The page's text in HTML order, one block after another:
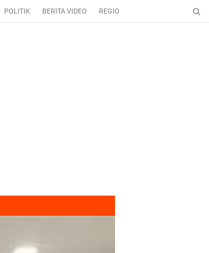
POLITIK BERITA VIDEO REGIONAL ENTERTAINMENT